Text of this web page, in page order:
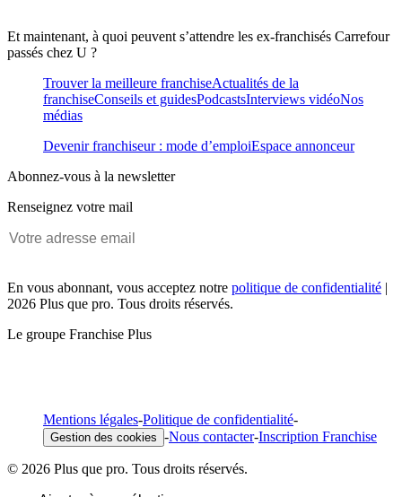
Et maintenant, à quoi peuvent s’attendre les ex-franchisés Carrefour
passés chez U ?
Trouver la meilleure franchiseActualités de la
franchiseConseils et guidesPodcastsInterviews vidéoNos
médias
Devenir franchiseur : mode d’emploiEspace annonceur
Abonnez-vous à la newsletter
Renseignez votre mail
En vous abonnant, vous acceptez notre politique de confidentialité |
2026 Plus que pro. Tous droits réservés.
Le groupe Franchise Plus
Mentions légales-Politique de confidentialité-
Gestion des cookies -Nous contacter-Inscription Franchise
© 2026 Plus que pro. Tous droits réservés.